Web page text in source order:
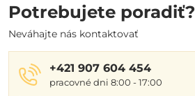
Potrebujete poradiť?
Neváhajte nás kontaktovať
+421 907 604 454
pracovné dni 8:00 - 17:00